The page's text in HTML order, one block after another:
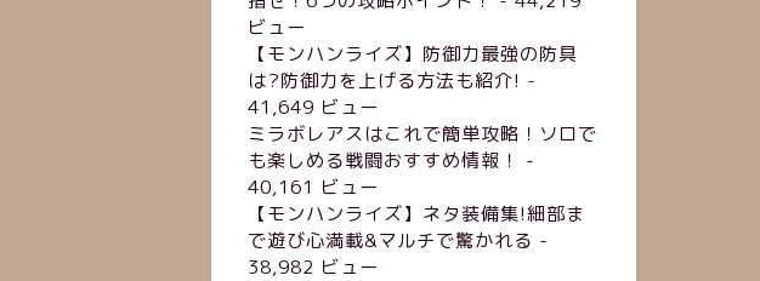
ビュー
【モンハンライズ】防御力最強の防具
は?防御力を上げる方法も紹介! -
41,649 ビュー
ミラボレアスはこれで簡単攻略！ソロで
も楽しめる戦闘おすすめ情報！
-
40,161 ビュー
【モンハンライズ】ネタ装備集!細部ま
で遊び心満載&マルチで驚かれる -
38,982 ビュー